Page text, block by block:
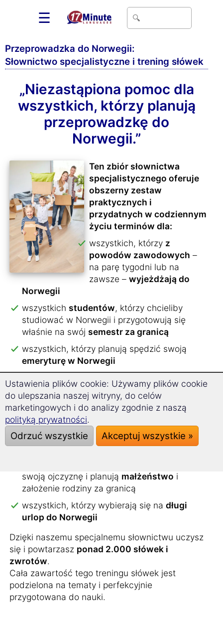
☰
Przeprowadzka do Norwegii:
Słownictwo specjalistyczne i trening słówek
„Niezastąpiona pomoc dla
wszystkich, którzy planują
przeprowadzkę do
Norwegii.”
Ten zbiór słownictwa
specjalistycznego oferuje
obszerny zestaw
praktycznych i
przydatnych w codziennym
życiu terminów dla:
wszystkich, którzy z
powodów zawodowych –
na parę tygodni lub na
zawsze – wyjeżdżają do
Norwegii
wszystkich studentów, którzy chcieliby
studiować w Norwegii i przygotowują się
właśnie na swój semestr za granicą
wszystkich, którzy planują spędzić swoją
emeryturę w Norwegii
wszystkich, którzy spędza następny rok
szkolny w Norwegii
wszystkich, którzy ubiegają się o praktykę
w Norwegii
wszystkich, którzy wyjeżdżają do Norwegii z
programuAu-Pair
swoją ojczyznę i planują małżeństwo i
założenie rodziny za granicą
wszystkich, którzy wybierają się na długi
urlop do Norwegii
Dzięki naszemu specjalnemu słownictwu uczysz
się i powtarzasz ponad 2.000 słówek i
zwrotów.
Cała zawartość tego treningu słówek jest
podzielona na tematy i perfekcyjnie
przygotowana do nauki.
Ustawienia plików cookie: Używamy plików cookie
do ulepszania naszej witryny, do celów
marketingowych i do analizy zgodnie z naszą
polityką prywatności.
Odrzuć wszystkie Akceptuj wszystkie »